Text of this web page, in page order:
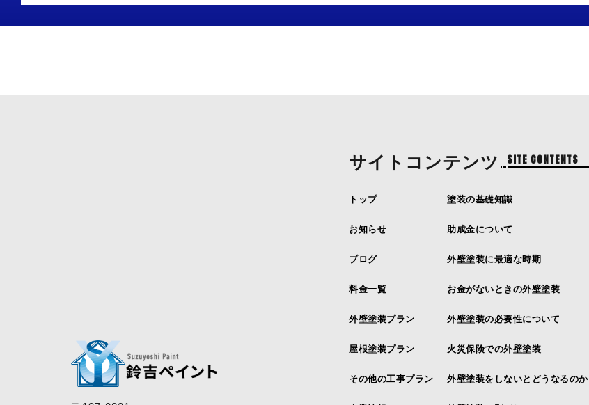
サイトコンテンツ SITE CONTENTS
トップ
お知らせ
ブログ
料金一覧
外壁塗装プラン
屋根塗装プラン
その他の工事プラン
塗装の基礎知識
助成金について
外壁塗装に最適な時期
お金がないときの外壁塗装
外壁塗装の必要性について
火災保険での外壁塗装
外壁塗装をしないとどうなるのか